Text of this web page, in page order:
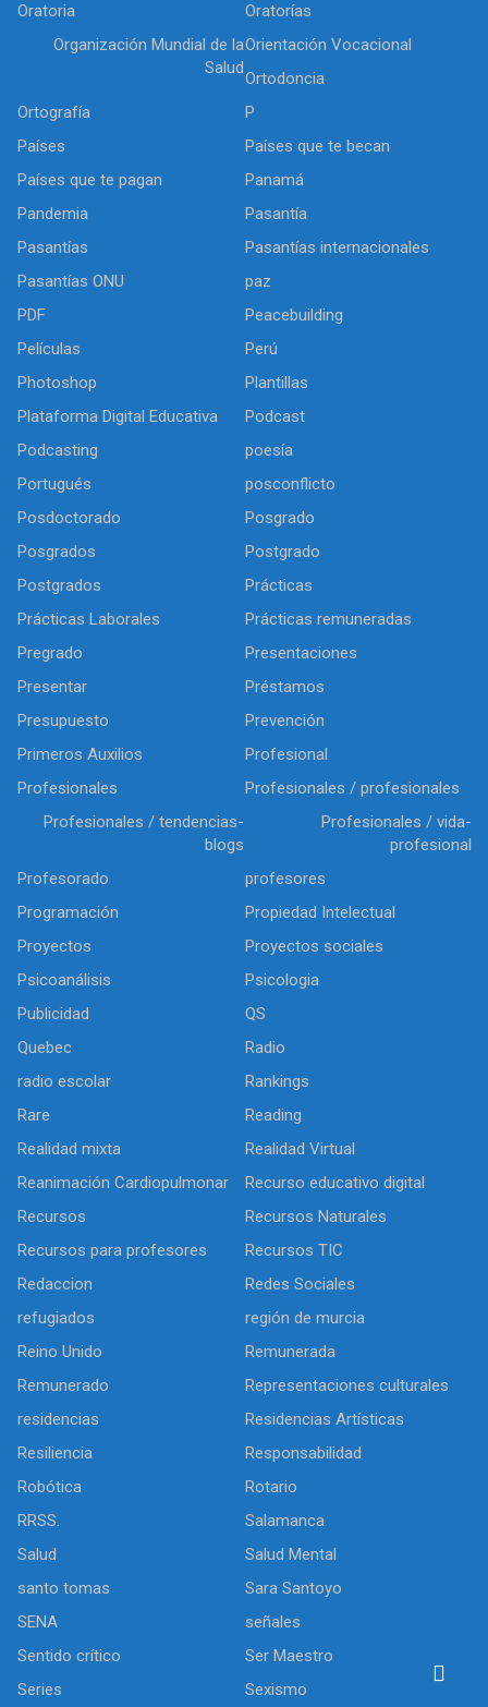
Oratoria
Oratorías
Organización Mundial de la
Salud
Orientación Vocacional
Ortodoncia
Ortografía
P
Países
Países que te becan
Países que te pagan
Panamá
Pandemia
Pasantía
Pasantías
Pasantías internacionales
Pasantías ONU
paz
PDF
Peacebuilding
Películas
Perú
Photoshop
Plantillas
Plataforma Digital Educativa
Podcast
Podcasting
poesía
Portugués
posconflicto
Posdoctorado
Posgrado
Posgrados
Postgrado
Postgrados
Prácticas
Prácticas Laborales
Prácticas remuneradas
Pregrado
Presentaciones
Presentar
Préstamos
Presupuesto
Prevención
Primeros Auxilios
Profesional
Profesionales
Profesionales / profesionales
Profesionales / tendencias-
blogs
Profesionales / vida-
profesional
Profesorado
profesores
Programación
Propiedad Intelectual
Proyectos
Proyectos sociales
Psicoanálisis
Psicologia
Publicidad
QS
Quebec
Radio
radio escolar
Rankings
Rare
Reading
Realidad mixta
Realidad Virtual
Reanimación Cardiopulmonar
Recurso educativo digital
Recursos
Recursos Naturales
Recursos para profesores
Recursos TIC
Redaccion
Redes Sociales
refugiados
región de murcia
Reino Unido
Remunerada
Remunerado
Representaciones culturales
residencias
Residencias Artísticas
Resiliencia
Responsabilidad
Robótica
Rotario
RRSS.
Salamanca
Salud
Salud Mental
santo tomas
Sara Santoyo
SENA
señales
Sentido crítico
Ser Maestro
Series
Sexismo